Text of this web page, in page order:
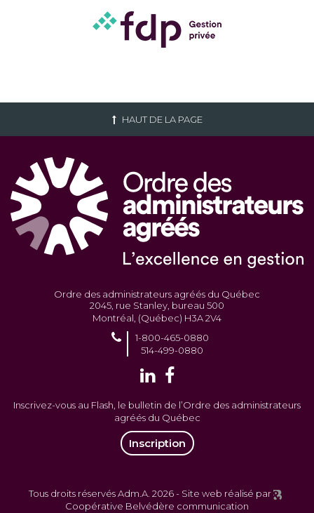
HAUT DE LA PAGE
Ordre des administrateurs agréés du Québec
2045, rue Stanley, bureau 500
Montréal, (Québec) H3A 2V4
1-800-465-0880
514-499-0880
Inscrivez-vous au Flash, le bulletin de l’Ordre des administrateurs
agréés du Québec
Inscription
Tous droits réservés Adm.A. 2026 - Site web réalisé par
Coopérative Belvédère communication